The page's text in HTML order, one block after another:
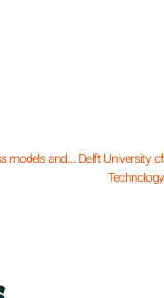
models and...Delft University of
Technology